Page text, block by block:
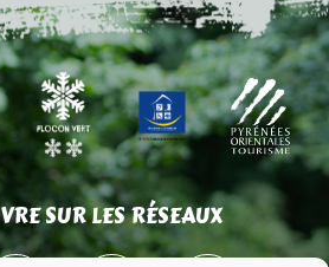
SUR LES RÉSEAUX